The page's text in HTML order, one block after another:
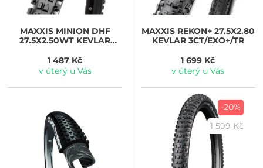
MAXXISMINION DHF
27.5X2.50WT KEVLAR
3CG/EXO+/TR
1 487 Kč
v úterý u Vás
MAXXISREKON+ 27.5X2.80
KEVLAR 3CT/EXO+/TR
1 699 Kč
v úterý u Vás
-20%
1 599 Kč